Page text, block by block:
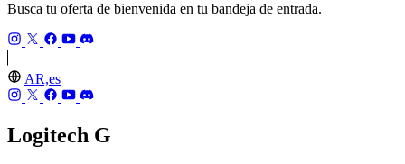
Busca tu oferta de bienvenida en tu bandeja de entrada.
AR,es
Logitech G